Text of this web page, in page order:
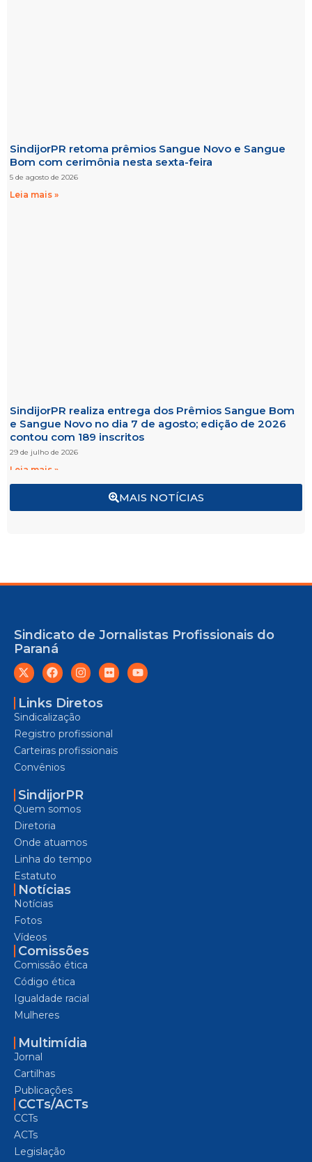
MAIS NOTÍCIAS
SindijorPR retoma prêmios Sangue Novo e Sangue
Bom com cerimônia nesta sexta-feira
5 de agosto de 2026
Leia mais »
SindijorPR realiza entrega dos Prêmios Sangue Bom
e Sangue Novo no dia 7 de agosto; edição de 2026
contou com 189 inscritos
29 de julho de 2026
Leia mais »
Sindicato de Jornalistas Profissionais do
Paraná
Links Diretos
Sindicalização
Registro profissional
Carteiras profissionais
Convênios
SindijorPR
Quem somos
Diretoria
Onde atuamos
Linha do tempo
Estatuto
Notícias
Notícias
Fotos
Vídeos
Comissões
Comissão ética
Código ética
Igualdade racial
Mulheres
Multimídia
Jornal
Cartilhas
Publicações
CCTs/ACTs
CCTs
ACTs
Legislação